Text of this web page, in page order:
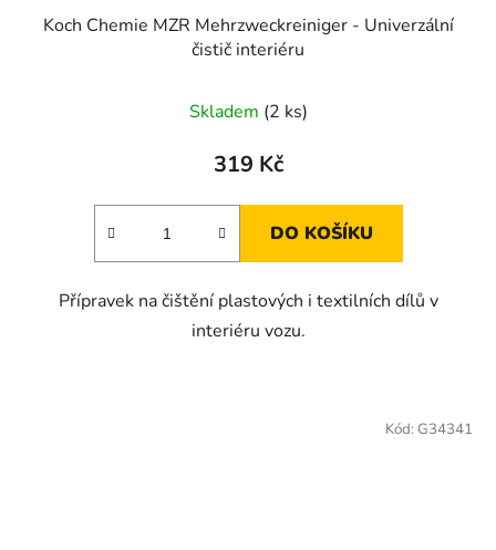
Koch Chemie MZR Mehrzweckreiniger - Univerzální
čistič interiéru
Skladem (2 ks)
319 Kč
DO KOŠÍKU
Přípravek na čištění plastových i textilních dílů v
interiéru vozu.
Kód: G34341